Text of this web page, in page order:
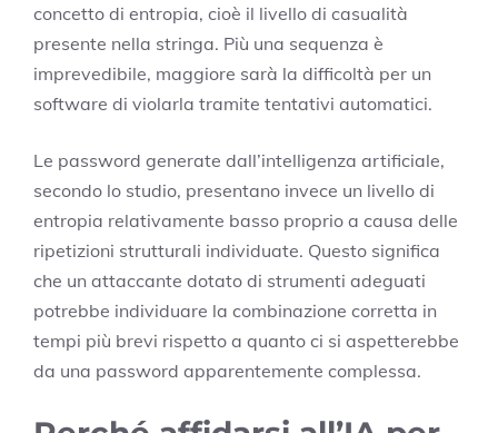
concetto di entropia, cioè il livello di casualità
presente nella stringa. Più una sequenza è
imprevedibile, maggiore sarà la difficoltà per un
software di violarla tramite tentativi automatici.
Le password generate dall’intelligenza artificiale,
secondo lo studio, presentano invece un livello di
entropia relativamente basso proprio a causa delle
ripetizioni strutturali individuate. Questo significa
che un attaccante dotato di strumenti adeguati
potrebbe individuare la combinazione corretta in
tempi più brevi rispetto a quanto ci si aspetterebbe
da una password apparentemente complessa.